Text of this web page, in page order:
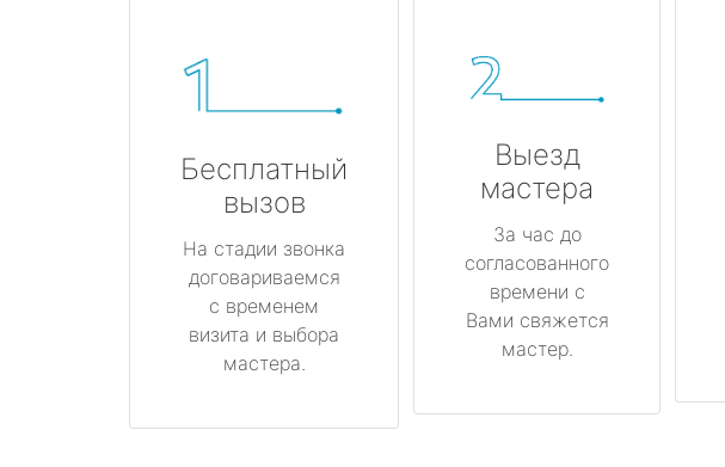
Бесплатный
вызов
На стадии звонка
договариваемся
с временем
визита и выбора
мастера.
Выезд
мастера
За час до
согласованного
времени с
Вами свяжется
мастер.